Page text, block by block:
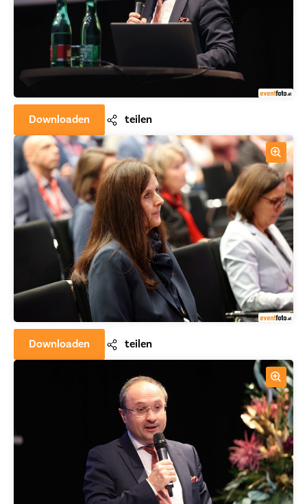
Downloaden teilen
Downloaden teilen